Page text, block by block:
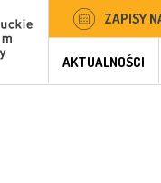
ZAPISY
AKTUALNOŚCI